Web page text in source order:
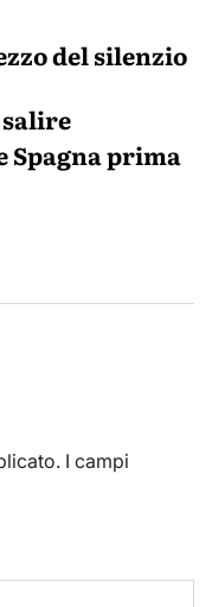
del silenzio
salire
Spagna prima
I campi